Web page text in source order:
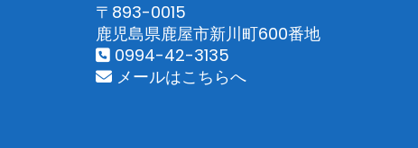
〒893-0015
鹿児島県鹿屋市新川町600番地
0994-42-3135
メールはこちらへ